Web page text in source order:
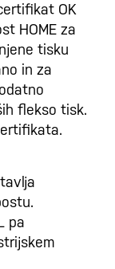
OK
HOME za
tisku
in za
flekso tisk.
pa